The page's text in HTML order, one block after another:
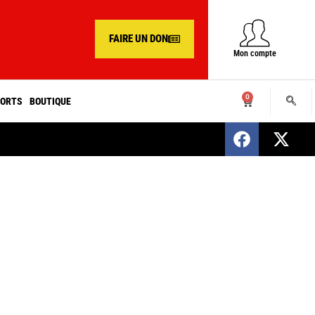
FAIRE UN DON
Mon compte
BOUTIQUE 0
SENEGAL : Nomination d’un nouveau